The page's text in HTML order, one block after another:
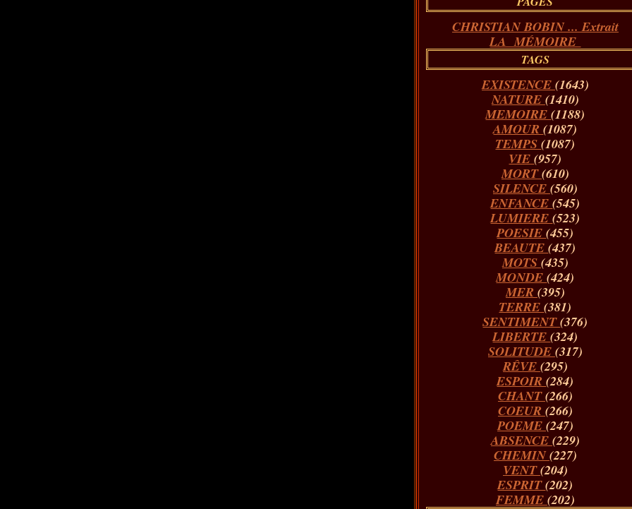
CHRISTIAN BOBIN ... Extrait
LA MÉMOIRE
TAGS
EXISTENCE (1643)
NATURE (1410)
MEMOIRE(1188)
AMOUR(1087)
TEMPS(1087)
VIE(957)
MORT(610)
SILENCE (560)
ENFANCE(545)
LUMIERE(523)
POESIE(455)
BEAUTE(437)
MOTS (435)
MONDE(424)
MER (395)
TERRE(381)
SENTIMENT(376)
LIBERTE(324)
SOLITUDE (317)
RÊVE (295)
ESPOIR(284)
CHANT(266)
COEUR (266)
POEME (247)
ABSENCE (229)
CHEMIN(227)
VENT(204)
ESPRIT(202)
FEMME (202)